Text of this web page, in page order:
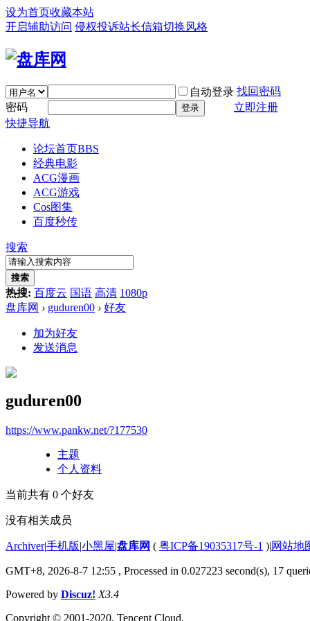
设为首页收藏本站
开启辅助访问 侵权投诉站长信箱切换风格
自动登录 找回密码
密码
登录
立即注册
快捷导航
论坛首页BBS
经典电影
ACG漫画
ACG游戏
Cos图集
百度秒传
搜索
搜索
热搜: 百度云 国语 高清 1080p
盘库网 › guduren00 › 好友
加为好友
发送消息
guduren00
https://www.pankw.net/?177530
主题
个人资料
当前共有 0 个好友
没有相关成员
Archiver|手机版|小黑屋|盘库网 ( 粤ICP备19035317号-1 )|网站地
GMT+8, 2026-8-7 12:55 , Processed in 0.027223 second(s), 17
Powered by Discuz! X3.4
Copyright © 2001-2020, Tencent Cloud.